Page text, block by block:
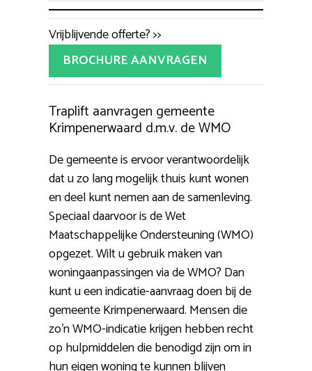
Vrijblijvende offerte? >>
BROCHURE AANVRAGEN
Traplift aanvragen gemeente
Krimpenerwaard d.m.v. de WMO
De gemeente is ervoor verantwoordelijk
dat u zo lang mogelijk thuis kunt wonen
en deel kunt nemen aan de samenleving.
Speciaal daarvoor is de Wet
Maatschappelijke Ondersteuning (WMO)
opgezet. Wilt u gebruik maken van
woningaanpassingen via de WMO? Dan
kunt u een indicatie-aanvraag doen bij de
gemeente Krimpenerwaard. Mensen die
zo’n WMO-indicatie krijgen hebben recht
op hulpmiddelen die benodigd zijn om in